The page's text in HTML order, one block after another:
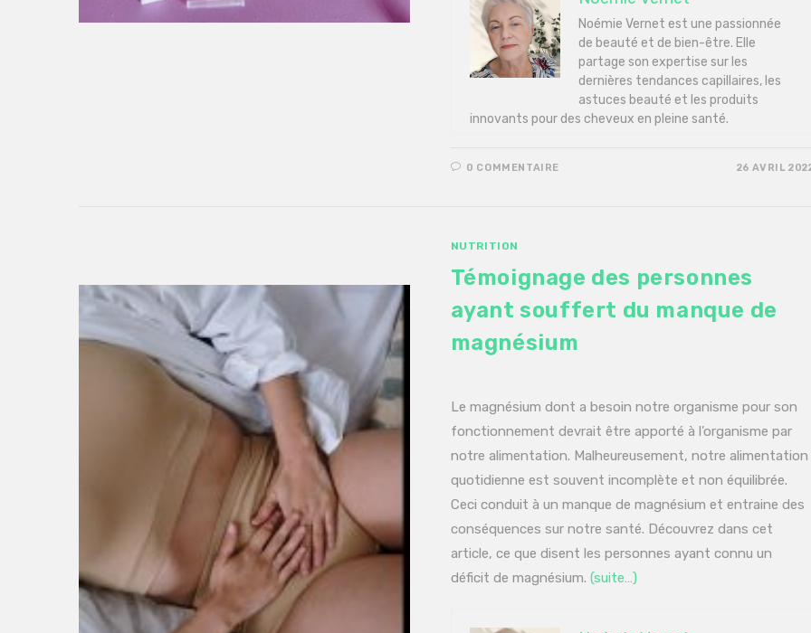
Noémie Vernet est une passionnée
de beauté et de bien-être. Elle
partage son expertise sur les
dernières tendances capillaires, les
astuces beauté et les produits
innovants pour des cheveux en pleine santé.
0 COMMENTAIRE 26 AVRIL
NUTRITION
Témoignage des personnes
ayant souffert du manque de
magnésium
Le magnésium dont a besoin notre organisme pour son
fonctionnement devrait être apporté à l’organisme par
notre alimentation. Malheureusement, notre alimentation
quotidienne est souvent incomplète et non équilibrée.
Ceci conduit à un manque de magnésium et entraine des
conséquences sur notre santé. Découvrez dans cet
article, ce que disent les personnes ayant connu un
déficit de magnésium. (suite…)